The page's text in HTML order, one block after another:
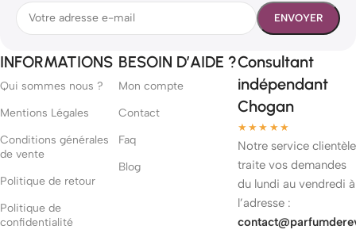
INFORMATIONS
Qui sommes nous ?
Mentions Légales
Conditions générales
de vente
Politique de retour
Politique de
confidentialité
BESOIN D’AIDE ?
Mon compte
Contact
Faq
Blog
Consultant
indépendant
Chogan
★★★★★
Notre service clientèle
traite vos demandes
du lundi au vendredi à
l’adresse :